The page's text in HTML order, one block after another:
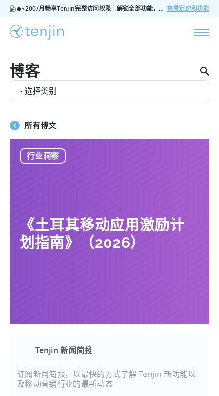
🔥$200/月畅享Tenjin完整访问权限 - 解锁全部功能，无隐藏费用，随时可取消 查看定价和功能
博客
- 选择类别
所有博文
行业洞察
《土耳其移动应用激励计
划指南》（2026）
Tenjin 新闻简报
订阅新闻简报，以最快的方式了解 Tenjin 新功能以
及移动营销行业的最新动态